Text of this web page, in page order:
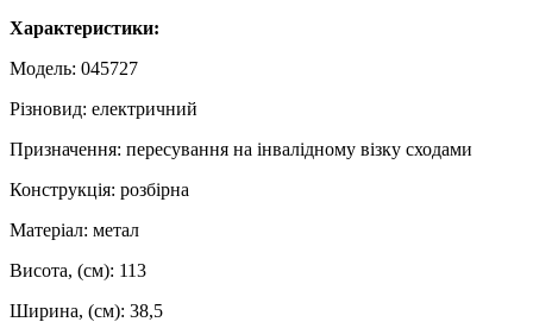
Характеристики:
Модель: 045727
Різновид: електричний
Призначення: пересування на інвалідному візку сходами
Конструкція: розбірна
Матеріал: метал
Висота, (см): 113
Ширина, (см): 38,5